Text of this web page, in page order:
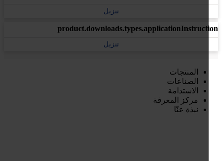
تنزيل
تنزيل
المنتجات
الصناعات
الاستدامة
مركز المعرفة
نبذة عنّا